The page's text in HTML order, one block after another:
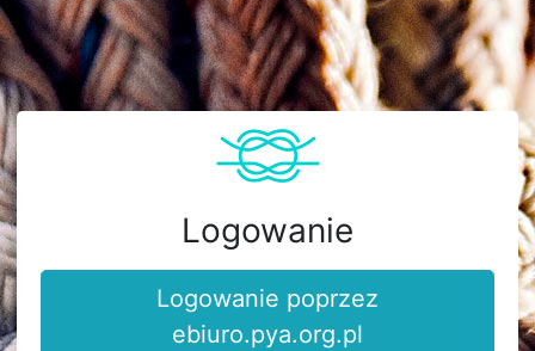
Logowanie
Logowanie poprzez
ebiuro.pya.org.pl